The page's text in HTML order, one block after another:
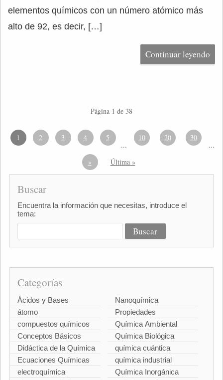
elementos químicos con un número atómico más
alto de 92, es decir, […]
Continuar leyendo
Página 1 de 38
1 2 3 4 5
...
10 20 30
...
»
Última »
Buscar
Encuentra la información que necesitas, introduce el
tema:
Categorías
Ácidos y Bases
átomo
compuestos químicos
Conceptos Básicos
Didáctica de la Química
Ecuaciones Químicas
electroquímica
Nanoquímica
Propiedades
Química Ambiental
Química Biológica
química cuántica
química industrial
Química Inorgánica